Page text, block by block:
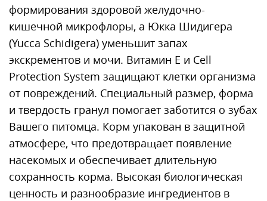
формирования здоровой желудочно-
кишечной микрофлоры, а Юкка Шидигера
(Yucca Schidigera) уменьшит запах
экскрементов и мочи. Витамин Е и Cell
Protection System защищают клетки организма
от повреждений. Специальный размер, форма
и твердость гранул помогает заботится о зубах
Вашего питомца. Корм упакован в защитной
атмосфере, что предотвращает появление
насекомых и обеспечивает длительную
сохранность корма. Высокая биологическая
ценность и разнообразие ингредиентов в